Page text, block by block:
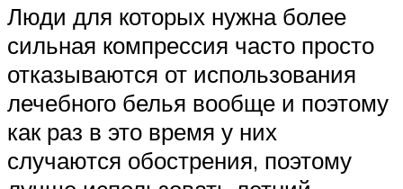
Люди для которых нужна более
сильная компрессия часто просто
отказываются от использования
лечебного белья вообще и поэтому
как раз в это время у них
случаются обострения, поэтому